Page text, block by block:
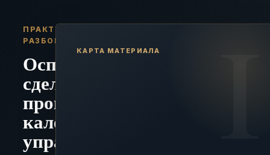
ПРАКТИЧЕСКИЙ
РАЗБОР
Оспаривание
сделки:
процессуальный
календарь
управляющего
КАРТА МАТЕРИАЛА